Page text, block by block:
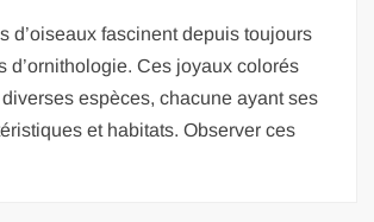
d’oiseaux fascinent depuis toujours
d’ornithologie. Ces joyaux colorés
espèces, chacune ayant ses
et habitats. Observer ces